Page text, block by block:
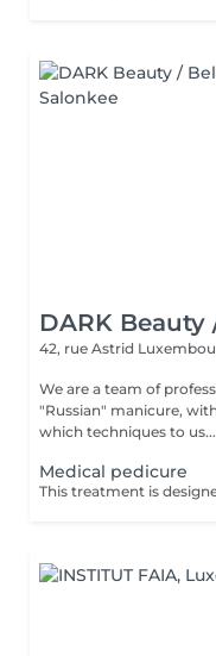
DARK Beauty
42, rue Astrid
We are a team of
"Russian" manicure, with
which techniques to us...
Medical pedicure